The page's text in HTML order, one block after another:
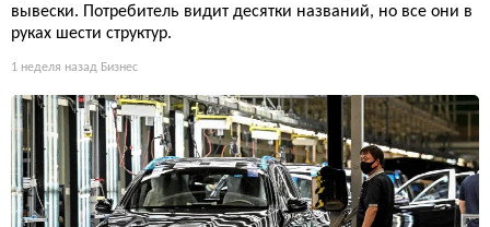
вывески. Потребитель видит десятки названий, но все они в
руках шести структур.
1 неделя назад Бизнес